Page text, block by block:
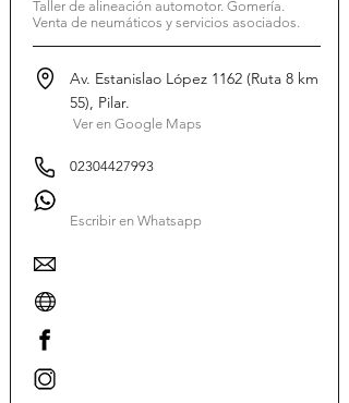
Taller de alineación automotor. Gomería.
Venta de neumáticos y servicios asociados.
Av. Estanislao López 1162 (Ruta 8 km
55), Pilar.
Ver en Google Maps
02304427993
Escribir en Whatsapp